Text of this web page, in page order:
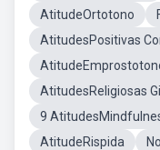
AtitudeOrtotono
AtitudesPositivas
AtitudesReligiosas
9
AtitudeRispida